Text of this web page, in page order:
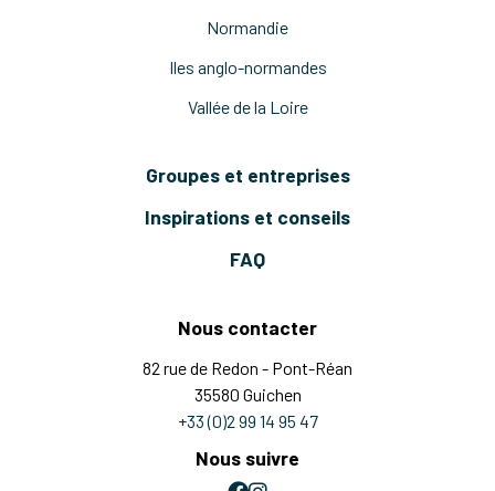
Normandie
Iles anglo-normandes
Vallée de la Loire
Groupes et entreprises
Inspirations et conseils
FAQ
Nous contacter
82 rue de Redon - Pont-Réan
35580 Guichen
+33 (0)2 99 14 95 47
Nous suivre